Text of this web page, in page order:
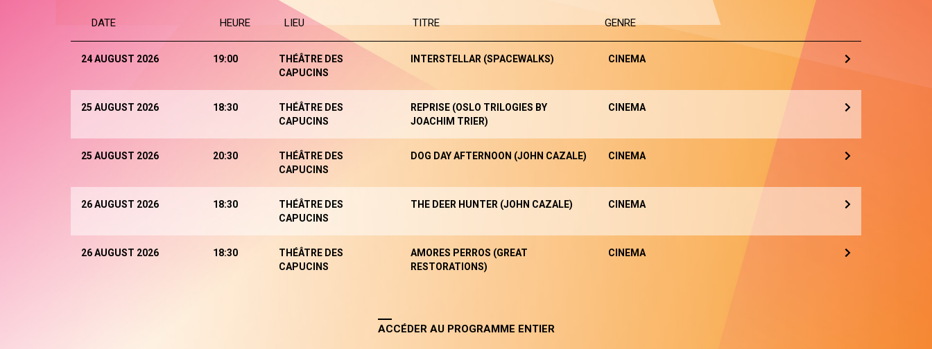
DATE HEURE LIEU TITRE GENRE
24 AUGUST 2026 19:00
THÉÂTRE DES
CAPUCINS
INTERSTELLAR (SPACEWALKS) CINEMA
25 AUGUST 2026 18:30
THÉÂTRE DES
CAPUCINS
REPRISE (OSLO TRILOGIES BY
JOACHIM TRIER)
CINEMA
25 AUGUST 2026 20:30
THÉÂTRE DES
CAPUCINS
DOG DAY AFTERNOON (JOHN CAZALE) CINEMA
26 AUGUST 2026 18:30
THÉÂTRE DES
CAPUCINS
THE DEER HUNTER (JOHN CAZALE) CINEMA
26 AUGUST 2026 18:30
THÉÂTRE DES
CAPUCINS
AMORES PERROS (GREAT
RESTORATIONS)
CINEMA
ACCÉDER AU PROGRAMME ENTIER